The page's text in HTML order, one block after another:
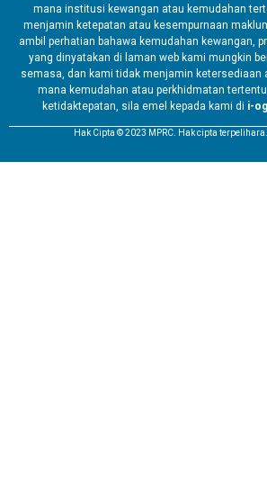
mana institusi kewangan atau kemudahan
menjamin ketepatan atau kesempurnaan
ambil perhatian bahawa kemudahan kewangan,
yang dinyatakan di laman web kami mungkin
semasa, dan kami tidak menjamin ketersediaan
mana kemudahan atau perkhidmatan
ketidaktepatan, sila emel kepada kami di i-
Hak Cipta © 2023 MPRC. Hak cipta terpelihara.